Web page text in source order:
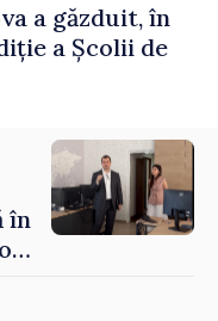
a găzduit, în
a Școlii de
în